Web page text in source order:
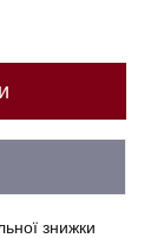
знижки